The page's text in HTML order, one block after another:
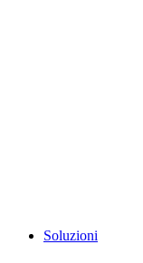
Soluzioni